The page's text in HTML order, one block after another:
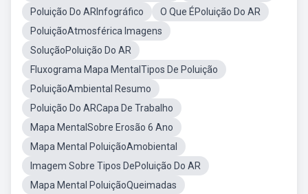
Poluição Do ARInfográfico
O Que ÉPoluição Do AR
PoluiçãoAtmosférica Imagens
SoluçãoPoluição Do AR
Fluxograma Mapa MentalTipos De Poluição
PoluiçãoAmbiental Resumo
Poluição Do ARCapa De Trabalho
Mapa MentalSobre Erosão 6 Ano
Mapa Mental PoluiçãoAmobiental
Imagem Sobre Tipos DePoluição Do AR
Mapa Mental PoluiçãoQueimadas